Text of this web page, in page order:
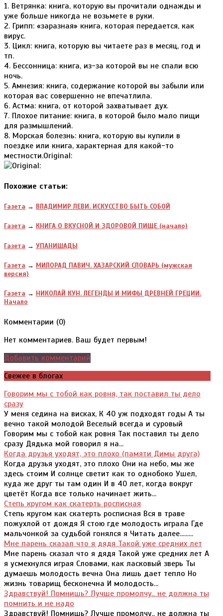
1. Ветрянка: книга, которую вы прочитали однажды и
уже больше никогда не возьмете в руки.
2. Грипп: «заразная» книга, которая передается, как
вирус.
3. Цикл: книга, которую вы читаете раз в месяц, год и
тп.
4. Бессонница: книга, из-за которой вы не спали всю
ночь.
5. Амнезия: книга, содержание которой вы забыли или
которая вас совершенно не впечатлила.
6. Астма: книга, от которой захватывает дух.
7. Плохое питание: книга, в которой было мало пищи
для размышлений.
8. Морская болезнь: книга, которую вы купили в
поездке или книга, характерная для какой-то
местности.Original:
Похожие статьи:
Газета → ВЛАДИМИР ЛЕВИ. ИСКУССТВО БЫТЬ СОБОЙ
Газета → КНИГА О ВКУСНОЙ И ЗДОРОВОЙ ПИЩЕ (начало)
Газета → УПАНИШАДЫ
Газета → МИЛОРАД ПАВИЧ. ХАЗАРСКИЙ СЛОВАРЬ (мужская
версия)
Газета → НИКОЛАЙ КУН. ЛЕГЕНДЫ И МИФЫ ДРЕВНЕЙ ГРЕЦИИ.
Начало
Комментарии (0)
Нет комментариев. Ваш будет первым!
Добавить комментарий
Свежее в блогах
Говорим мы с тобой как ровня, так поставил ты дело
сразу
У меня седина на висках, К 40 уж подходят годы А ты
вечно такой молодой Веселый всегда и суровый
Говорим мы с тобой как ровня Так поставил ты дело
сразу Дядька мой говорил я на...
Когда друзья уходят, это плохо (памяти Димы друга)
Когда друзья уходят, это плохо Они на небо, мы же
здесь стоим И солнце светит как то однобоко Ушел,
куда же друг ты там один И в 40 лет, когда вокруг
цветёт Когда все только начинает жить...
Степь кругом как скатерть росписная
Степь кругом как скатерть росписная Вся в траве
пожухлой от дождя Я стою где молодость играла Где
мальчонкой за судьбой гонялся я Читать далее.........
Мне парень сказал что я дядя Такой уже средних лет
Мне парень сказал что я дядя Такой уже средних лет А
я усмехнулся играя Словами, как ласковый зверь Ты
думаешь молодость вечна Она лишь дает тепло Но
жизнь товарищ бесконечна И молодость...
Здравствуй! Помнишь? Лучше промолчу.. не должна ты
помнить и не надо
Здравствуй! Помнишь? Лучше промолчу.. не должна ты